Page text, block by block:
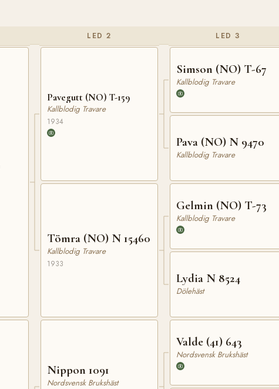
LED 2
Pavegutt (NO) T-159
Kallblodig Travare
1934
Tömra (NO) N 15460
Kallblodig Travare
1933
Nippon 1091
Nordsvensk Brukshäst
LED 3
Simson (NO) T-67
Kallblodig Travare
Pava (NO) N 9470
Kallblodig Travare
Gelmin (NO) T-73
Kallblodig Travare
Lydia N 8524
Dölehäst
Valde (41) 643
Nordsvensk Brukshäst